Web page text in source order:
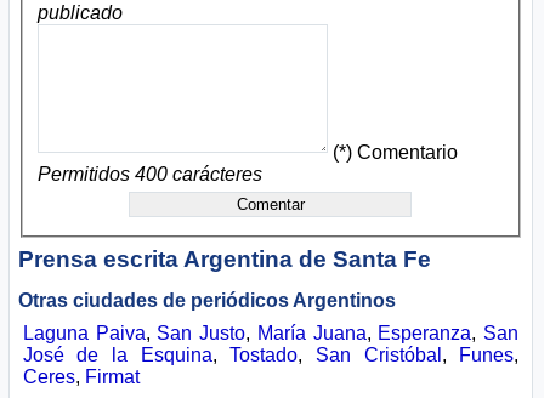
publicado
(*) Comentario
Permitidos 400 carácteres
Prensa escrita Argentinade Santa Fe
Otras ciudades de periódicos Argentinos
Laguna Paiva, San Justo, María Juana, Esperanza, San
José de la Esquina,Tostado, San Cristóbal , Funes,
Ceres, Firmat